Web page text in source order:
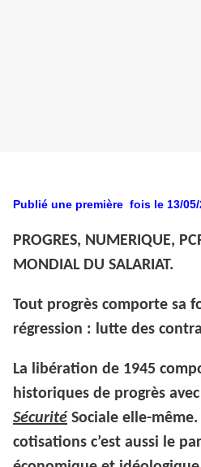
Publié une première fois le 13/05/
PROGRES, NUMERIQUE,
MONDIAL DU SALARIAT.
Tout progrès comporte sa
régression : lutte des
La libération de 1945
historiques de progrès
Sécurité Sociale elle-
cotisations c’est aussi le